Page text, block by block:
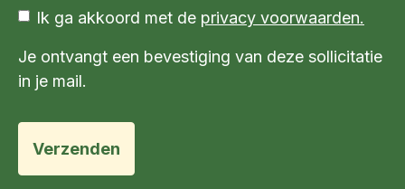
Ik ga akkoord met de privacy voorwaarden.
Je ontvangt een bevestiging van deze sollicitatie
in je mail.
Verzenden